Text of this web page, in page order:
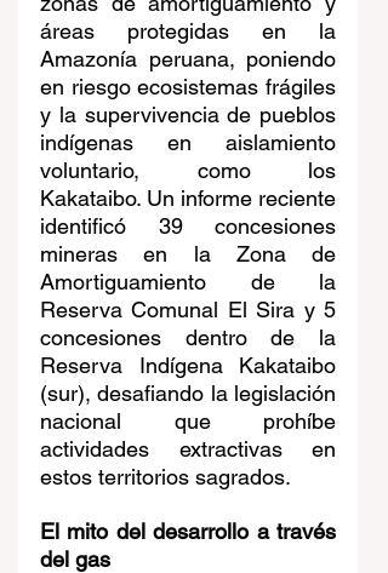
áreas protegidas en la
Amazonía peruana, poniendo
en riesgo ecosistemas frágiles
y la supervivencia de pueblos
indígenas en aislamiento
voluntario, como los
Kakataibo. Un informe reciente
identificó 39 concesiones
mineras en la Zona de
Amortiguamiento de la
Reserva Comunal El Sira y 5
concesiones dentro de la
Reserva Indígena Kakataibo
(sur), desafiando la legislación
nacional que prohíbe
actividades extractivas en
estos territorios sagrados.
El mito del desarrollo a través
del gas